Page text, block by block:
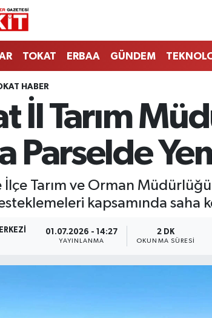
TOKAT ERBAA GÜNDEM
HABER
İl Tarım
Parselde
İlçe Tarım ve Orman
kapsamında saha
01.07.2026 - 14:27
YAYINLANMA
2 DK
OKUNMA SÜRESI